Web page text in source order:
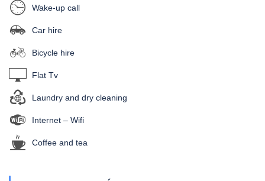
Wake-up call
Car hire
Bicycle hire
Flat Tv
Laundry and dry cleaning
Internet – Wifi
Coffee and tea